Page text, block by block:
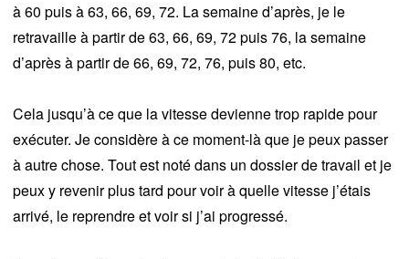
à 60 puis à 63, 66, 69, 72. La semaine d’après, je le
retravaille à partir de 63, 66, 69, 72 puis 76, la semaine
d’après à partir de 66, 69, 72, 76, puis 80, etc.
Cela jusqu’à ce que la vitesse devienne trop rapide pour
exécuter. Je considère à ce moment-là que je peux passer
à autre chose. Tout est noté dans un dossier de travail et je
peux y revenir plus tard pour voir à quelle vitesse j’étais
arrivé, le reprendre et voir si j’ai progressé.